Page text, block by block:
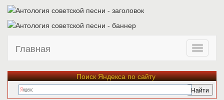
Главная
Поиск Яндекса по сайту